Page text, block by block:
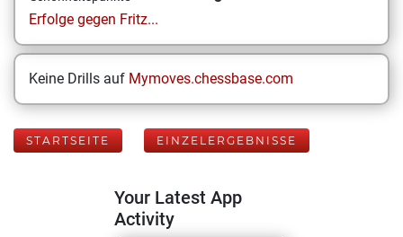
Erfolge gegen Fritz...
Keine Drills auf Mymoves.chessbase.com
STARTSEITE EINZELERGEBNISSE
Your Latest App
Activity